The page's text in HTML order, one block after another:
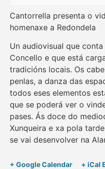
Cantorrella presenta o
homenaxe a Redondela
Un audiovisual que
Concello e que está
tradicións locais. Os
penlas, a danza das
todos eses elementos
que se poderá ver o
pases. Ás doce do
Xunqueira e xa pola
se vai desenvolver na
+ Google Calendar + iCal